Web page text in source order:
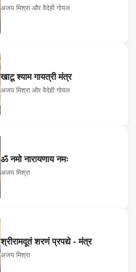
अजय मिश्रा और वैदेही गोयल
खाटू श्याम गायत्री मंत्र
अजय मिश्रा और वैदेही गोयल
ॐ नमो नारायणाय नमः
अजय मिश्रा
श्रीरामदूतं शरणं प्रपद्ये - मंत्र
अजय मिश्रा